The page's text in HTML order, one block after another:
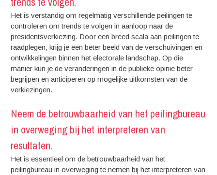
Het is verstandig om regelmatig verschillende peilingen te
controleren om trends te volgen in aanloop naar de
presidentsverkiezing. Door een breed scala aan peilingen te
raadplegen, krijg je een beter beeld van de verschuivingen en
ontwikkelingen binnen het electorale landschap. Op die
manier kun je de veranderingen in de publieke opinie beter
begrijpen en anticiperen op mogelijke uitkomsten van de
verkiezingen.
Neem de betrouwbaarheid van het peilingbureau
in overweging bij het interpreteren van
resultaten.
Het is essentieel om de betrouwbaarheid van het
peilingbureau in overweging te nemen bij het interpreteren van